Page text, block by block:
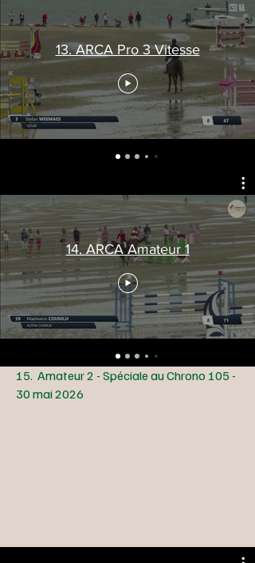
13. ARCA Pro 3 Vitesse
14. ARCA Amateur 1
15. Amateur 2 - Spéciale au Chrono 105 -
30 mai 2026